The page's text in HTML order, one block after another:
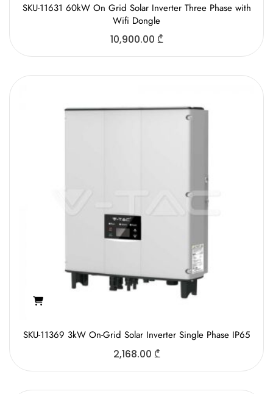
SKU-11631 60kW On Grid Solar Inverter Three Phase with
Wifi Dongle
10,900.00 ₾
SKU-11369 3kW On-Grid Solar Inverter Single Phase IP65
2,168.00 ₾